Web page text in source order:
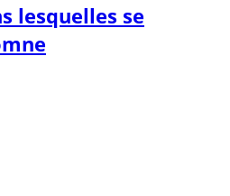
lesquelles se